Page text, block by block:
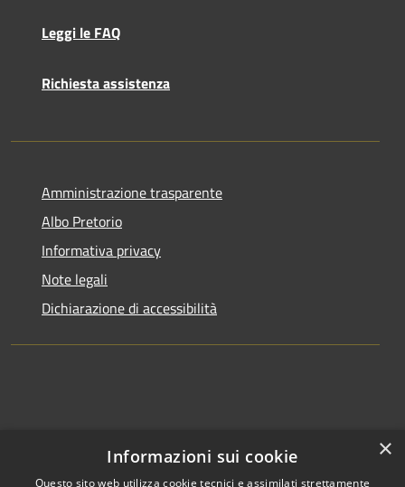
Leggi le FAQ
Richiesta assistenza
Amministrazione trasparente
Albo Pretorio
Informativa privacy
Note legali
Dichiarazione di accessibilità
×
Informazioni sui cookie
Questo sito web utilizza cookie tecnici e assimilati strettamente